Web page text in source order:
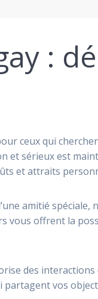
:
ceux qui
sérieux est
et attraits
amitié
vous offrent la
des
partagent vos